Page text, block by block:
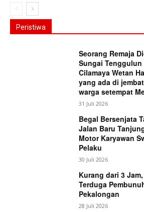
Peristiwa
Seorang Remaja
Sungai
Cilamaya Wetan
yang ada di
warga setempat
31 Juli 2026
Begal Bersenjata
Jalan Baru
Motor Karyawan
Pelaku
30 Juli 2026
Kurang dari 3
Terduga
Pekalongan
28 Juli 2026